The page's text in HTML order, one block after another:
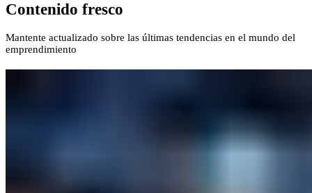
Contenido fresco
Mantente actualizado sobre las últimas tendencias en el mundo del
emprendimiento